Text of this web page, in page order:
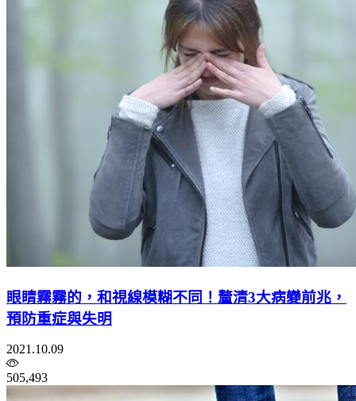
眼睛霧霧的，和視線模糊不同！釐清3大病變前兆，
預防重症與失明
2021.10.09
505,493